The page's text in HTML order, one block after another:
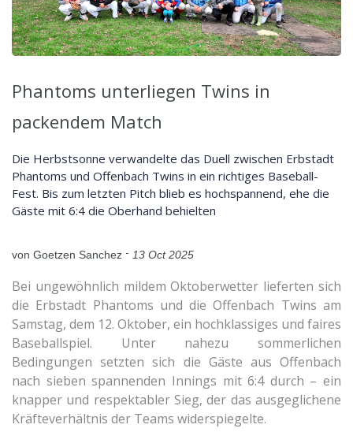
Phantoms unterliegen Twins in
packendem Match
Die Herbstsonne verwandelte das Duell zwischen Erbstadt
Phantoms und Offenbach Twins in ein richtiges Baseball-
Fest. Bis zum letzten Pitch blieb es hochspannend, ehe die
Gäste mit 6:4 die Oberhand behielten
von Goetzen Sanchez - 13 Oct 2025
Bei ungewöhnlich mildem Oktoberwetter lieferten sich
die Erbstadt Phantoms und die Offenbach Twins am
Samstag, dem 12. Oktober, ein hochklassiges und faires
Baseballspiel. Unter nahezu sommerlichen
Bedingungen setzten sich die Gäste aus Offenbach
nach sieben spannenden Innings mit 6:4 durch – ein
knapper und respektabler Sieg, der das ausgeglichene
Kräfteverhältnis der Teams widerspiegelte.